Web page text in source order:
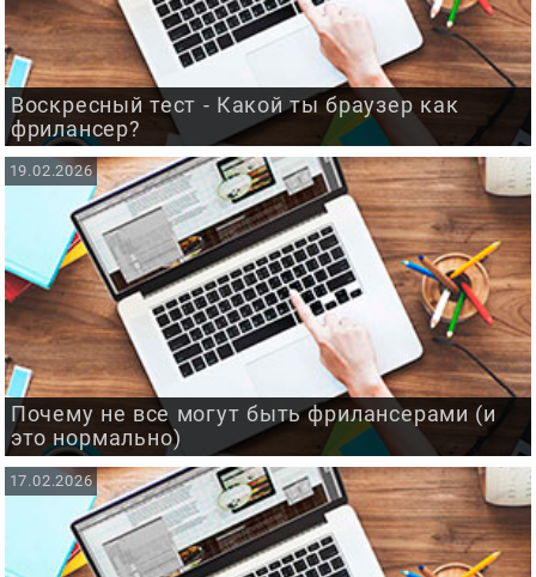
Воскресный тест - Какой ты браузер как
фрилансер?
Почему не все могут быть фрилансерами (и
это нормально)
19.02.2026
17.02.2026